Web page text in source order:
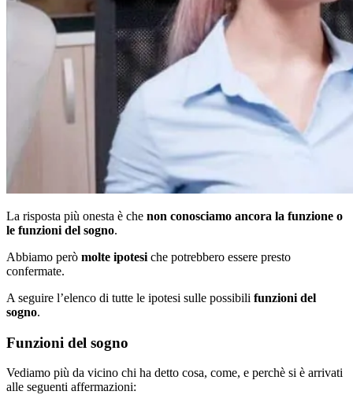
La risposta più onesta è che non conosciamo ancora la funzione o
le funzioni del sogno.
Abbiamo però molte ipotesi che potrebbero essere presto
confermate.
A seguire l’elenco di tutte le ipotesi sulle possibili funzioni del
sogno.
Funzioni del sogno
Vediamo più da vicino chi ha detto cosa, come, e perchè si è arrivati
alle seguenti affermazioni: